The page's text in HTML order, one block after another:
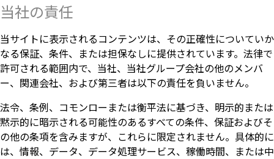
当社の責任
当サイトに表示されるコンテンツは、その正確性についていか
なる保証、条件、または担保なしに提供されています。法律で
許可される範囲内で、当社、当社グループ会社の他のメンバ
ー、関連会社、および第三者は以下の責任を負いません。
法令、条例、コモンローまたは衡平法に基づき、明示的または
黙示的に暗示される可能性のあるすべての条件、保証およびそ
の他の条項を含みますが、これらに限定されません。具体的に
は、情報、データ、データ処理サービス、稼働時間、または中